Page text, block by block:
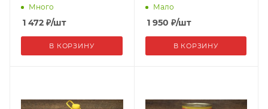
Много
1 472 ₽/шт
В КОРЗИНУ
бут.Мало
1 950 ₽/шт
В КОРЗИНУ